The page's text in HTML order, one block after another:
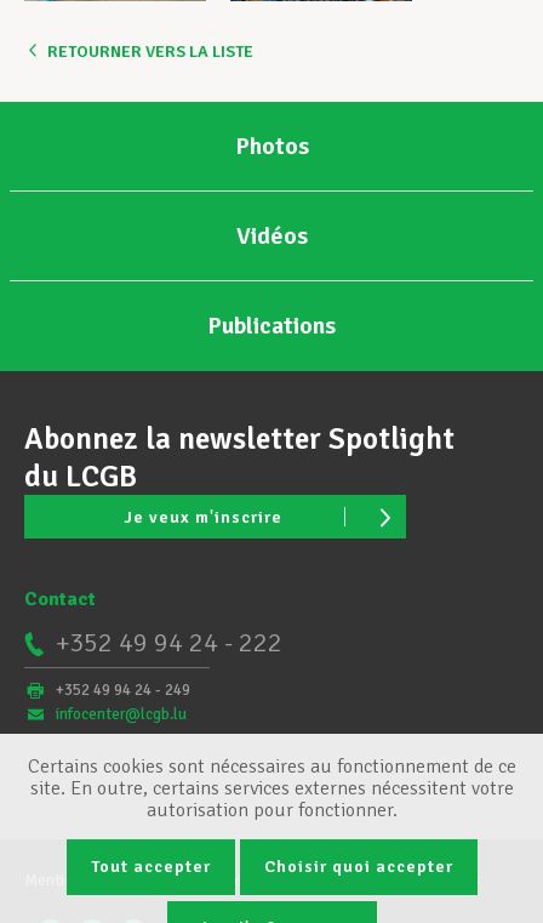
RETOURNER VERS LA LISTE
Photos
Vidéos
Publications
Abonnez la newsletter Spotlight
du LCGB
Je veux m'inscrire
Contact
+352 49 94 24 - 222
+352 49 94 24 - 249
infocenter@lcgb.lu
Conditions générales Gestion des cookies
Certains cookies sont nécessaires au fonctionnement de ce
site. En outre, certains services externes nécessitent votre
autorisation pour fonctionner.
Tout accepter Choisir quoi accepter